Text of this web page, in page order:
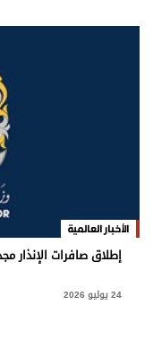
الأخبار العالمية
إطلاق صافرات الإنذار
24 يوليو 2026